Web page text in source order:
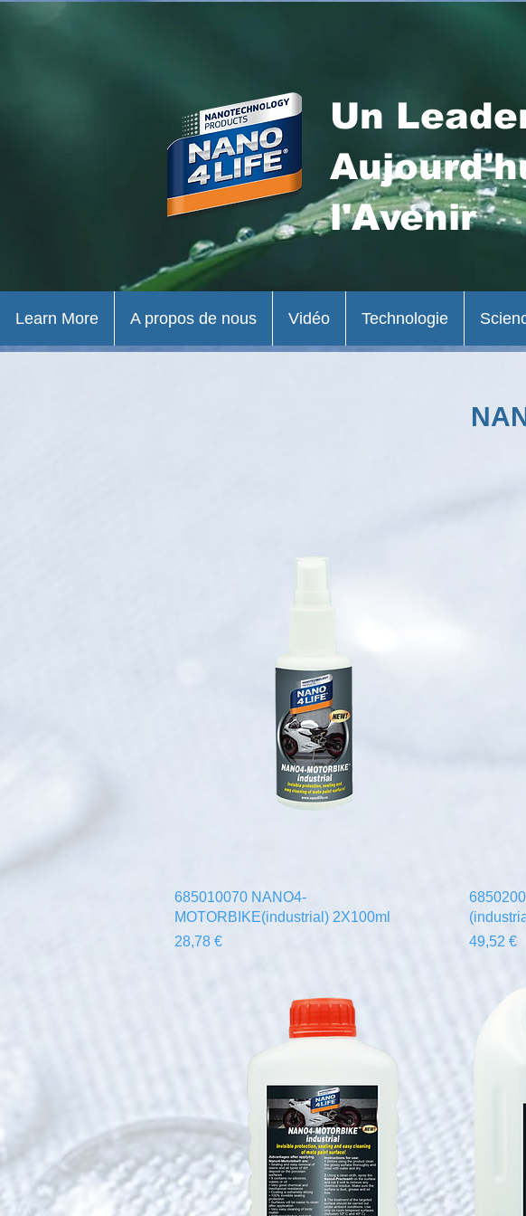
Un
l'Avenir
Aperçu rapide
685010070 NANO4-
MOTORBIKE(industrial) 2X100ml
Prix
28,78 €
Prix
49,52 €
Learn More A propos de nous Vidéo Technologie